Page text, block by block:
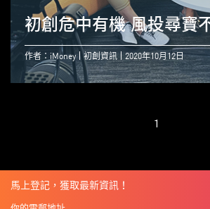
初創危中有機 風投尋寶
作者：iMoney 初創資訊 2020年10月12日
1
馬上登記，獲取最新資訊！